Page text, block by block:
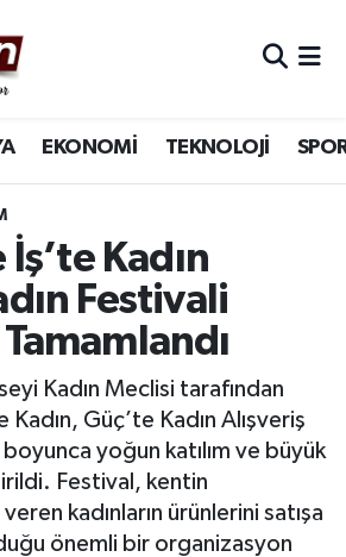
EKONOMİ TEKNOLOJİ
İş’te Kadın
Festivali
Kadın Meclisi tarafından
Güç’te Kadın Alışveriş
yoğun katılım ve büyük
Festival, kentin
kadınların ürünlerini satışa
önemli bir organizasyon
Durumu ve Fikstür